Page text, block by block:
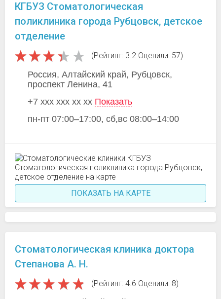
КГБУЗ Стоматологическая
поликлиника города Рубцовск, детское
отделение
(Рейтинг: 3.2 Оценили: 57)
Россия, Алтайский край, Рубцовск,
проспект Ленина, 41
+7 xxx xxx xx xx Показать
пн-пт 07:00–17:00, сб,вс 08:00–14:00
ПОКАЗАТЬ НА КАРТЕ
Стоматологическая клиника доктора
Степанова А. Н.
(Рейтинг: 4.6 Оценили: 8)